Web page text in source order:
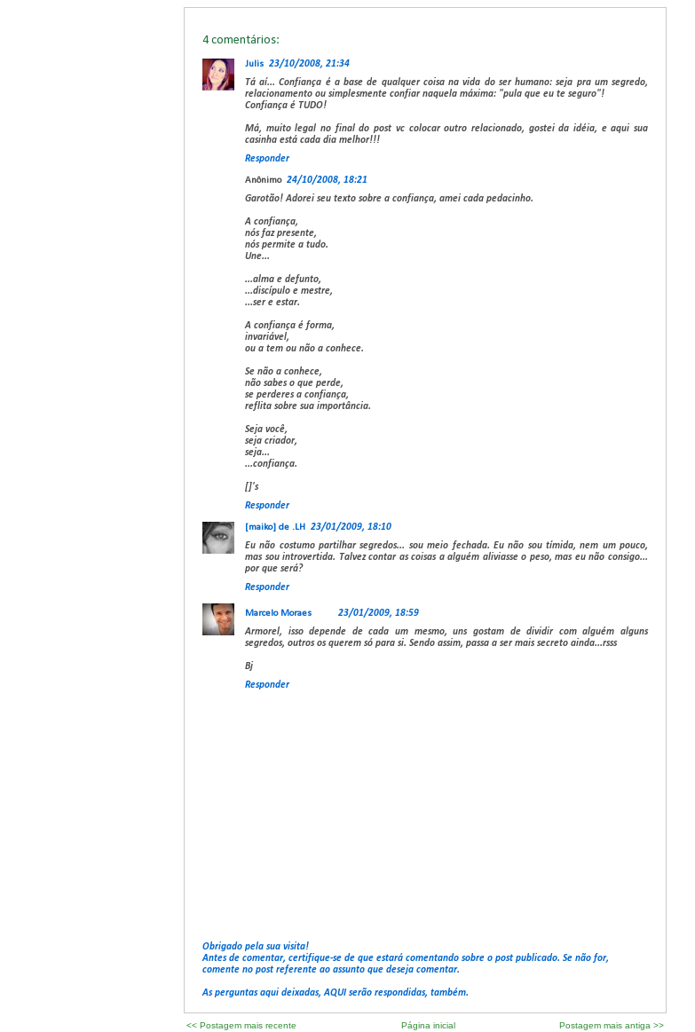
4 comentários:
Julis 23/10/2008, 21:34
Tá aí... Confiança é a base de qualquer coisa na vida do ser humano: seja pra um segredo,
relacionamento ou simplesmente confiar naquela máxima: "pula que eu te seguro"!
Confiança é TUDO!
Má, muito legal no final do post vc colocar outro relacionado, gostei da idéia, e aqui sua
casinha está cada dia melhor!!!
Responder
Anônimo 24/10/2008, 18:21
Garotão! Adorei seu texto sobre a confiança, amei cada pedacinho.
A confiança,
nós faz presente,
nós permite a tudo.
Une...
...alma e defunto,
...discípulo e mestre,
...ser e estar.
A confiança é forma,
invariável,
ou a tem ou não a conhece.
Se não a conhece,
não sabes o que perde,
se perderes a confiança,
reflita sobre sua importância.
Seja você,
seja criador,
seja...
...confiança.
[]'s
Responder
[maiko] de .LH
23/01/2009, 18:10
Eu não costumo partilhar segredos... sou meio fechada. Eu não sou tímida, nem um pouco,
mas sou introvertida. Talvez contar as coisas a alguém aliviasse o peso, mas eu não consigo...
por que será?
Responder
Marcelo Moraes
23/01/2009, 18:59
Armorel, isso depende de cada um mesmo, uns gostam de dividir com alguém alguns
segredos, outros os querem só para si. Sendo assim, passa a ser mais secreto ainda...rsss
Bj
Responder
Obrigado pela sua visita!
Antes de comentar, certifique-se de que estará comentando sobre o post publicado. Se não for,
comente no post referente ao assunto que deseja comentar.
As perguntas aqui deixadas, AQUI serão respondidas, também.
<< Postagem mais recente Postagem mais antiga >>
Página inicial